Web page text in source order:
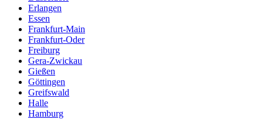
Erlangen
Essen
Frankfurt-Main
Frankfurt-Oder
Freiburg
Gera-Zwickau
Gießen
Göttingen
Greifswald
Halle
Hamburg